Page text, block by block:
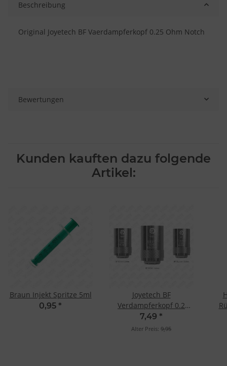
Beschreibung
Original Joyetech BF Vaerdampferkopf 0.25 Ohm Notch
Bewertungen
Kunden kauften dazu folgende
Artikel:
Braun Injekt Spritze 5ml
0,95 *
Joyetech BF
Verdampferkopf 0.2
Ohm Ni 5-er Pack
7,49 *
Alter Preis: 9,95